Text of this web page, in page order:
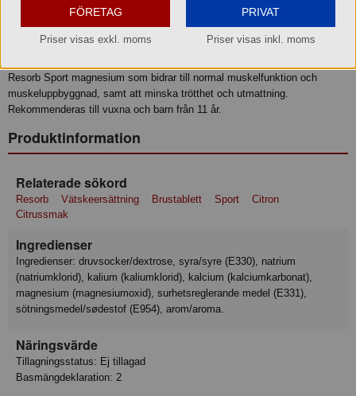
Beskrivning
Resorb Sport vätskeersättning förbättrar vattenupptaget vid fysisk
Resorb Sport magnesium som bidrar till normal muskelfunktion och
muskeluppbyggnad, samt att minska trötthet och utmattning.
Rekommenderas till vuxna och barn från 11 år.
Produktinformation
Relaterade sökord
Resorb Vätskeersättning Brustablett Sport
Citron
Citrussmak
Ingredienser
(natriumklorid), kalium (kaliumklorid), kalcium (kalciumkarbonat),
magnesium (magnesiumoxid), surhetsreglerande medel (E331),
sötningsmedel/sødestof (E954), arom/aroma.
Näringsvärde
Tillagningsstatus: Ej tillagad
Basmängdeklaration: 2
FÖRETAG
Priser visas exkl. moms
PRIVAT
Priser visas inkl. moms